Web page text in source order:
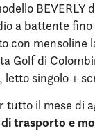
BEVERLY
a battente fino
con mensoline
Golf di
letto singolo +
tutto il mese di
trasporto e